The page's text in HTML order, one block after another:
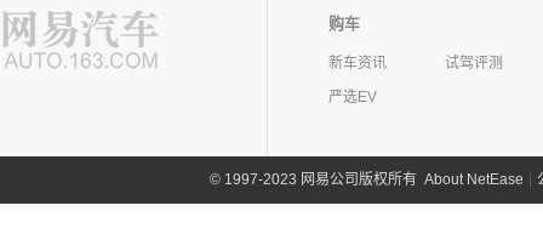
购车
新车资讯
试驾评测
严选EV
©1997-2023 网易公司版权所有 About NetEase